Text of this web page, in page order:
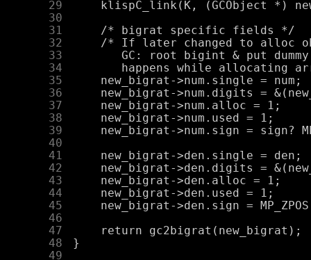
     29
     30
     31
     32
     33
     34
     35
     36
     37
     38
     39
     40
     41
     42
     43
     44
     45
     46
     47
     48
     49